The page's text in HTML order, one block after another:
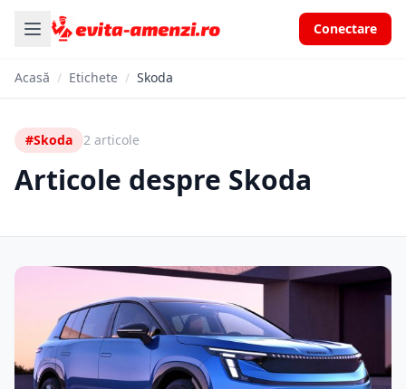
Conectare
Acasă / Etichete / Skoda
#Skoda 2 articole
Articole despre Skoda